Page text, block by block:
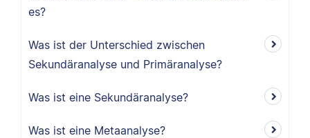
es?
Was ist der Unterschied zwischen
Sekundäranalyse und Primäranalyse?
Was ist eine Sekundäranalyse?
Was ist eine Metaanalyse?